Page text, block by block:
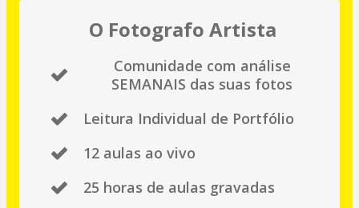
O Fotografo Artista
Comunidade com análise
SEMANAIS das suas fotos
Leitura Individual de Portfólio
12 aulas ao vivo
25 horas de aulas gravadas